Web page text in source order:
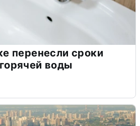
перенесли сроки
воды